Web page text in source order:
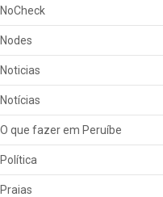
NoCheck
Nodes
Noticias
Notícias
O que fazer em Peruíbe
Política
Praias